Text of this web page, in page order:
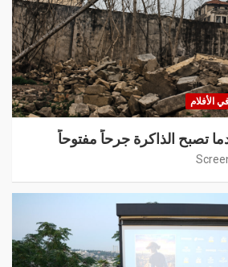
الأفلام
تصبح الذاكرة جرحاً مفتوحاً